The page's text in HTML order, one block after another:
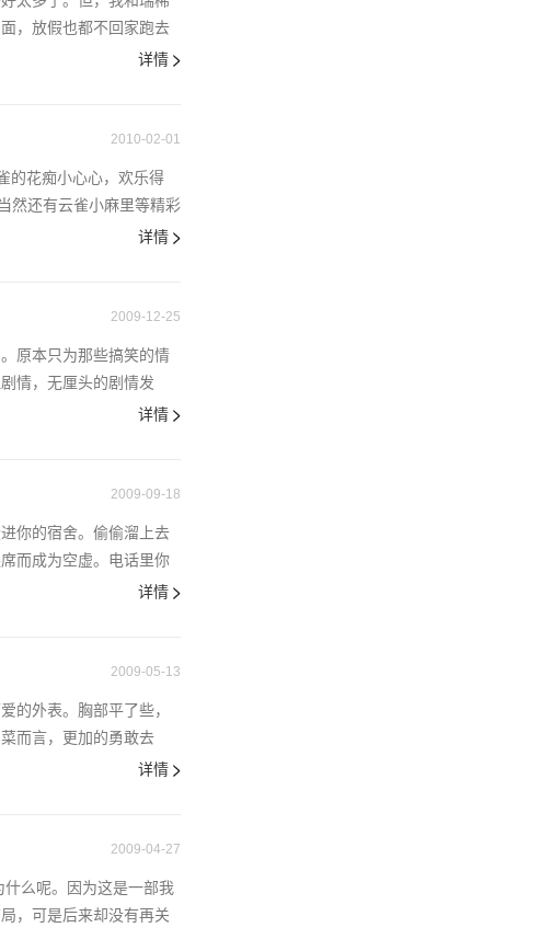
，放假也都不回家跑去
详情
2010-02-01
的花痴小心心，欢乐得
然还有云雀小麻里等精彩
详情
2009-12-25
原本只为那些搞笑的情
情，无厘头的剧情发
详情
2009-09-18
你的宿舍。偷偷溜上去
而成为空虚。电话里你
详情
2009-05-13
的外表。胸部平了些，
而言，更加的勇敢去
详情
2009-04-27
么呢。因为这是一部我
，可是后来却没有再关